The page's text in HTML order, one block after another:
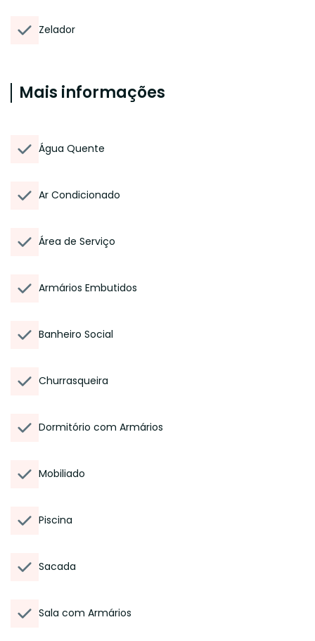
Zelador
Mais informações
Água Quente
Ar Condicionado
Área de Serviço
Armários Embutidos
Banheiro Social
Churrasqueira
Dormitório com Armários
Mobiliado
Piscina
Sacada
Sala com Armários